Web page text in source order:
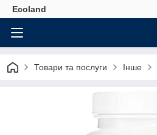
Ecoland
Товари та послуги Інше